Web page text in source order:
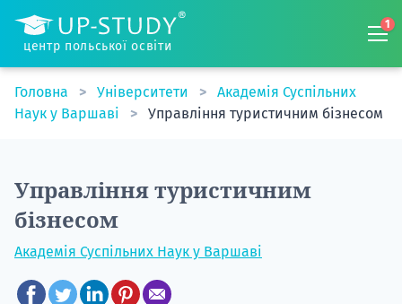
центр польської освіти
1
Головна Університети
Академія Суспільних
Наук у Варшаві
Управління туристичним бізнесом
Управління туристичним
бізнесом
Академія Суспільних Наук у Варшаві